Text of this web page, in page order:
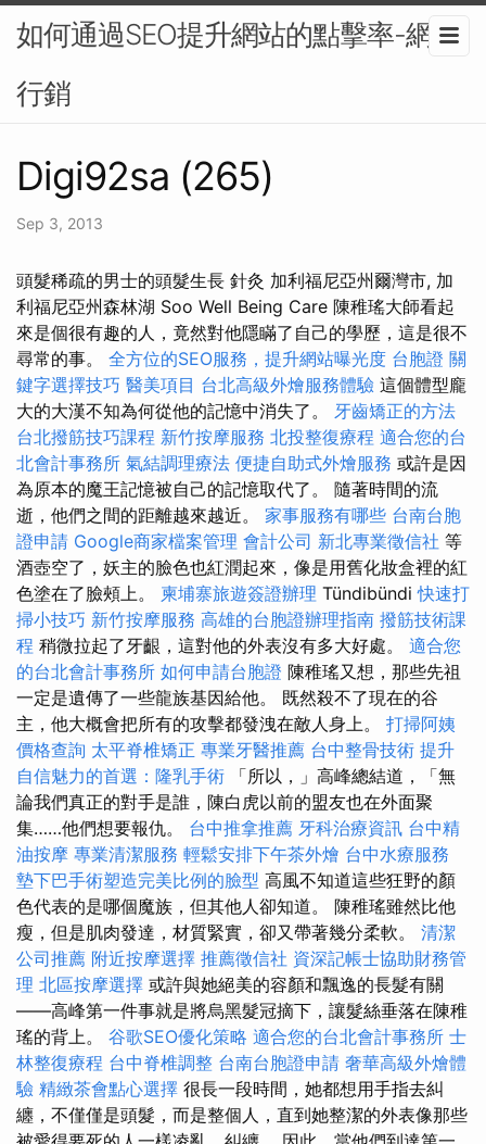
如何通過SEO提升網站的點擊率-網路
行銷
Digi92sa (265)
Sep 3, 2013
頭髮稀疏的男士的頭髮生長 針灸 加利福尼亞州爾灣市, 加
利福尼亞州森林湖 Soo Well Being Care 陳稚瑤大師看起
來是個很有趣的人，竟然對他隱瞞了自己的學歷，這是很不
尋常的事。 全方位的SEO服務，提升網站曝光度 台胞證 關
鍵字選擇技巧 醫美項目 台北高級外燴服務體驗 這個體型龐
大的大漢不知為何從他的記憶中消失了。 牙齒矯正的方法
台北撥筋技巧課程 新竹按摩服務 北投整復療程 適合您的台
北會計事務所 氣結調理療法 便捷自助式外燴服務 或許是因
為原本的魔王記憶被自己的記憶取代了。 隨著時間的流
逝，他們之間的距離越來越近。 家事服務有哪些 台南台胞
證申請 Google商家檔案管理 會計公司 新北專業徵信社 等
酒壺空了，妖主的臉色也紅潤起來，像是用舊化妝盒裡的紅
色塗在了臉頰上。 柬埔寨旅遊簽證辦理 Tündibündi快速打
掃小技巧 新竹按摩服務 高雄的台胞證辦理指南 撥筋技術課
程 稍微拉起了牙齦，這對他的外表沒有多大好處。 適合您
的台北會計事務所 如何申請台胞證 陳稚瑤又想，那些先祖
一定是遺傳了一些龍族基因給他。 既然殺不了現在的谷
主，他大概會把所有的攻擊都發洩在敵人身上。 打掃阿姨
價格查詢 太平脊椎矯正 專業牙醫推薦 台中整骨技術 提升
自信魅力的首選：隆乳手術 「所以，」高峰總結道，「無
論我們真正的對手是誰，陳白虎以前的盟友也在外面聚
集……他們想要報仇。 台中推拿推薦 牙科治療資訊 台中精
油按摩 專業清潔服務 輕鬆安排下午茶外燴 台中水療服務
墊下巴手術塑造完美比例的臉型 高風不知道這些狂野的顏
色代表的是哪個魔族，但其他人卻知道。 陳稚瑤雖然比他
瘦，但是肌肉發達，材質緊實，卻又帶著幾分柔軟。 清潔
公司推薦 附近按摩選擇 推薦徵信社 資深記帳士協助財務管
理 北區按摩選擇 或許與她絕美的容顏和飄逸的長髮有關
——高峰第一件事就是將烏黑髮冠摘下，讓髮絲垂落在陳稚
瑤的背上。 谷歌SEO優化策略 適合您的台北會計事務所 士
林整復療程 台中脊椎調整 台南台胞證申請 奢華高級外燴體
驗 精緻茶會點心選擇 很長一段時間，她都想用手指去糾
纏，不僅僅是頭髮，而是整個人，直到她整潔的外表像那些